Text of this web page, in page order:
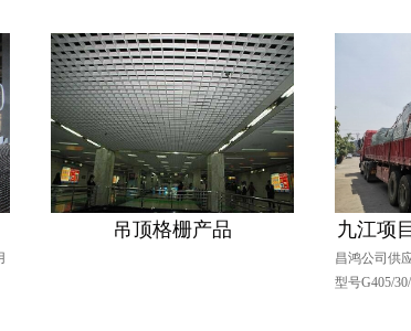
吊顶格栅产品 九江项目热镀
昌鸿公司供应九江项
型号G405/30/100 镀